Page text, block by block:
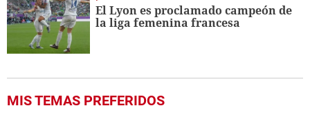
El Lyon es proclamado campeón de
la liga femenina francesa
MIS TEMAS PREFERIDOS